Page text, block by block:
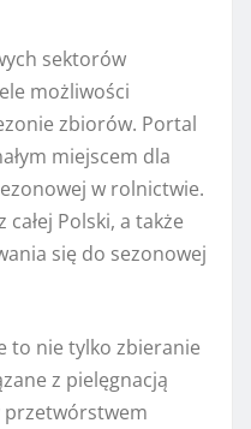
sektorów
możliwości
zbiorów. Portal
miejscem dla
w rolnictwie.
Polski, a także
się do sezonowej
to nie tylko zbieranie
z pielęgnacją
przetwórstwem